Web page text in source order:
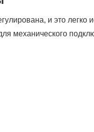
и это легко
механического